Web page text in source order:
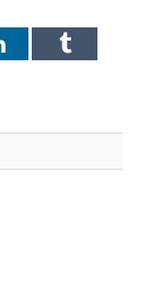
LinkedInTumblr